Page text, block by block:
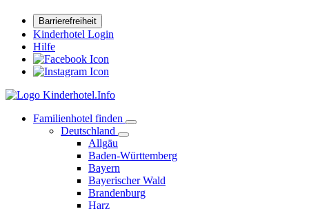
Barrierefreiheit
Kinderhotel Login
Hilfe
Familienhotel finden
Deutschland
Allgäu
Baden-Württemberg
Bayern
Bayerischer Wald
Brandenburg
Harz